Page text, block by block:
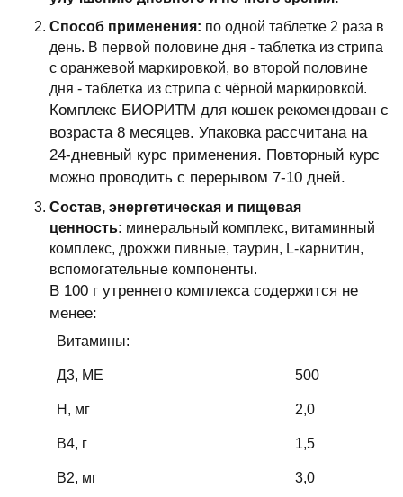
Способ применения: по одной таблетке 2 раза в
день. В первой половине дня - таблетка из стрипа
с оранжевой маркировкой, во второй половине
дня - таблетка из стрипа с чёрной маркировкой.
Комплекс БИОРИТМ для кошек рекомендован с
возраста 8 месяцев. Упаковка рассчитана на
24-дневный курс применения. Повторный курс
можно проводить с перерывом 7-10 дней.
Состав, энергетическая и пищевая
ценность: минеральный комплекс, витаминный
комплекс, дрожжи пивные, таурин, L-карнитин,
вспомогательные компоненты.
В 100 г утреннего комплекса содержится не
менее:
Витамины:
Д3, МЕ 500
Н, мг 2,0
В4, г 1,5
В2, мг 3,0